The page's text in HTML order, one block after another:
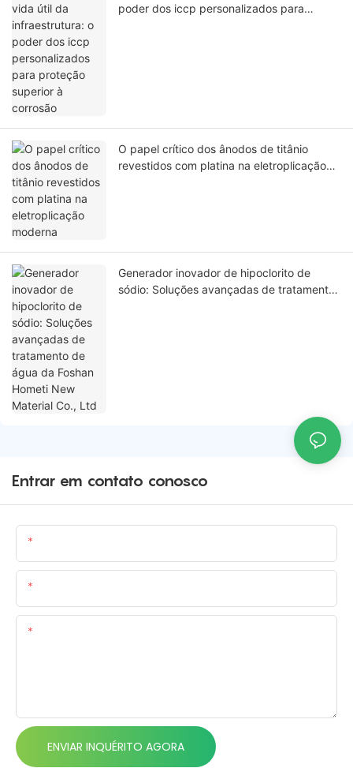
poder dos iccp personalizados para
O papel crítico dos ânodos de titânio
revestidos com platina na eletroplicação
Generador inovador de hipoclorito de
sódio: Soluções avançadas de tratamento
Entrar em contato conosco
ENVIAR INQUÉRITO AGORA